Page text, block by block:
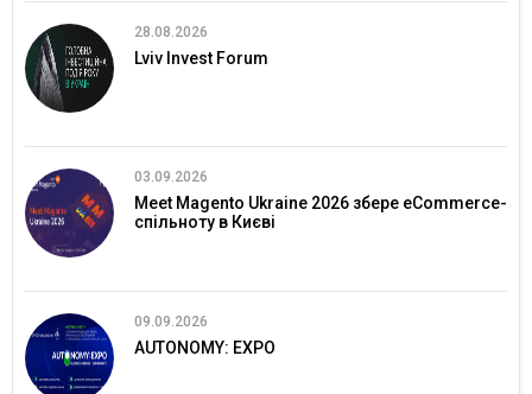
28.08.2026
Lviv Invest Forum
03.09.2026
Meet Magento Ukraine 2026 збере eCommerce-
спільноту в Києві
09.09.2026
AUTONOMY: EXPO